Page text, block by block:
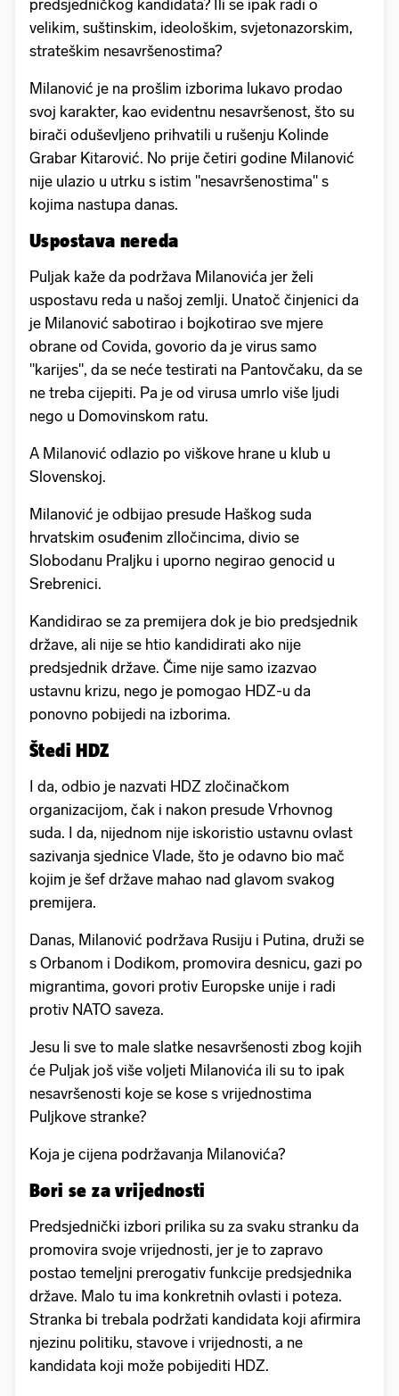
predsjedničkog kandidata? Ili se ipak radi o
velikim, suštinskim, ideološkim, svjetonazorskim,
strateškim nesavršenostima?
Milanović je na prošlim izborima lukavo prodao
svoj karakter, kao evidentnu nesavršenost, što su
birači oduševljeno prihvatili u rušenju Kolinde
Grabar Kitarović. No prije četiri godine Milanović
nije ulazio u utrku s istim "nesavršenostima" s
kojima nastupa danas.
Uspostava nereda
Puljak kaže da podržava Milanovića jer želi
uspostavu reda u našoj zemlji. Unatoč činjenici da
je Milanović sabotirao i bojkotirao sve mjere
obrane od Covida, govorio da je virus samo
"karijes", da se neće testirati na Pantovčaku, da se
ne treba cijepiti. Pa je od virusa umrlo više ljudi
nego u Domovinskom ratu.
A Milanović odlazio po viškove hrane u klub u
Slovenskoj.
Milanović je odbijao presude Haškog suda
hrvatskim osuđenim zlločincima, divio se
Slobodanu Praljku i uporno negirao genocid u
Srebrenici.
Kandidirao se za premijera dok je bio predsjednik
države, ali nije se htio kandidirati ako nije
predsjednik države. Čime nije samo izazvao
ustavnu krizu, nego je pomogao HDZ-u da
ponovno pobijedi na izborima.
Štedi HDZ
I da, odbio je nazvati HDZ zločinačkom
organizacijom, čak i nakon presude Vrhovnog
suda. I da, nijednom nije iskoristio ustavnu ovlast
sazivanja sjednice Vlade, što je odavno bio mač
kojim je šef države mahao nad glavom svakog
premijera.
Danas, Milanović podržava Rusiju i Putina, druži se
s Orbanom i Dodikom, promovira desnicu, gazi po
migrantima, govori protiv Europske unije i radi
protiv NATO saveza.
Jesu li sve to male slatke nesavršenosti zbog kojih
će Puljak još više voljeti Milanovića ili su to ipak
nesavršenosti koje se kose s vrijednostima
Puljkove stranke?
Koja je cijena podržavanja Milanovića?
Bori se za vrijednosti
Predsjednički izbori prilika su za svaku stranku da
promovira svoje vrijednosti, jer je to zapravo
postao temeljni prerogativ funkcije predsjednika
države. Malo tu ima konkretnih ovlasti i poteza.
Stranka bi trebala podržati kandidata koji afirmira
njezinu politiku, stavove i vrijednosti, a ne
kandidata koji može pobijediti HDZ.